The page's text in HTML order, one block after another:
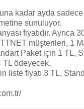
kadar ayda
sunuluyor.
fiyatıdır. Ayrıca
müşterileri, 1
Paket için 1 TL,
TL ödeyecek.
liste fiyatı 3 TL,